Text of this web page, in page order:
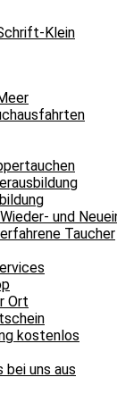
und
Taucher
Ort
kostenlos
bei uns aus